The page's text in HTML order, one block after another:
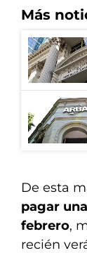
Más
De esta
pagar
febrero,
recién